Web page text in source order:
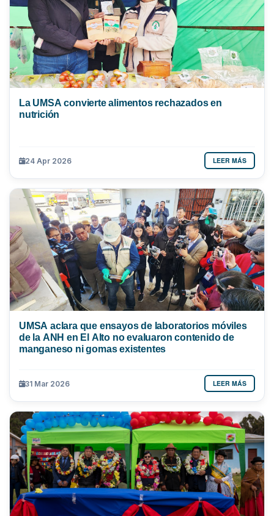
La UMSA convierte alimentos rechazados en
nutrición
24 Apr 2026 LEER MÁS
UMSA aclara que ensayos de laboratorios móviles
de la ANH en El Alto no evaluaron contenido de
manganeso ni gomas existentes
31 Mar 2026 LEER MÁS